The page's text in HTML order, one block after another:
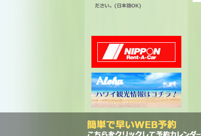
ださい。(日本語OK)
ニッポンレンタカー
ハワイ州観光局